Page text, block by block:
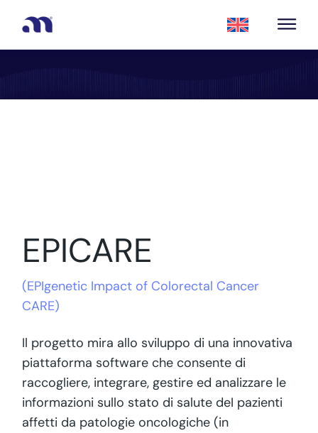
EPICARE
(EPIgenetic Impact of Colorectal Cancer
CARE)
Il progetto mira allo sviluppo di una innovativa
piattaforma software che consente di
raccogliere, integrare, gestire ed analizzare le
informazioni sullo stato di salute deI pazienti
affetti da patologie oncologiche (in